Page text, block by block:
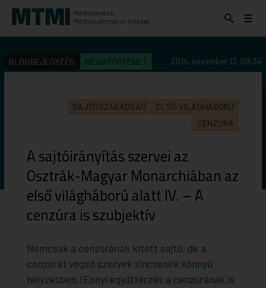
Médiatanács,
Médiatudományi Intézet
KERESÉS AZ INTÉZET ANYAGAI KÖZÖTT
indítása
Keresés
Menü
BLOGBEJEGYZÉS MÉDIATÖRTÉNET 2014. november 12. 09:34
SAJTÓSZABADSÁG
ELSŐ VILÁGHÁBORÚ
CENZÚRA
A sajtóirányítás szervei az
Osztrák-Magyar Monarchiában az
első világháború alatt IV. – A
cenzúra is szubjektív
Nemcsak a cenzúrának kitett sajtó, de a
cenzúrát végző szervek sincsenek könnyű
helyzetben. (Ennyi együttérzés a cenzúrának is